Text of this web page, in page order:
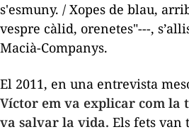
s'esmuny. / Xopes de blau,
vespre càlid, orenetes"---,
Macià-Companys.
El 2011, en una entrevista
Víctor em va explicar com la
va salvar la vida. Els fets